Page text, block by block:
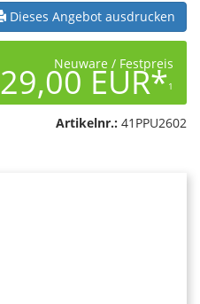
Dieses Angebot ausdrucken
Neuware / Festpreis
29,00 EUR*1
Artikelnr.: 41PPU2602